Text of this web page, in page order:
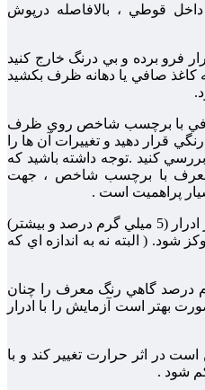
داخل قوطي ، بالافاصله درپوش
فرو برده و بي درنگ خارج كنيد
كاغذ صافي يا دهانه ظرف بكشيد
كافي با برچسب شاخص روي ظرف
قرار دهيد و تغييرات آن ها را
عرض 60 تا 90 ثانيه بررسي كنيد .توجه داشته باشيد كه
معرف با برچسب شاخص ، جهت
پراهميت است .
غلظت زياد مواد كتوني در ادرار (5 ميلي گرم درصد و بيشتر)
( البته نه به اندازه اي كه
درصد گاهي رنگ معرف را چنان
بهتر است آزمايش را با ادرار
در اثر حرارت تغيير كند و با
شود .